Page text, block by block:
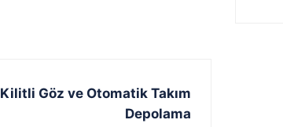
Kilitli Göz ve Otomatik Takım
Depolama